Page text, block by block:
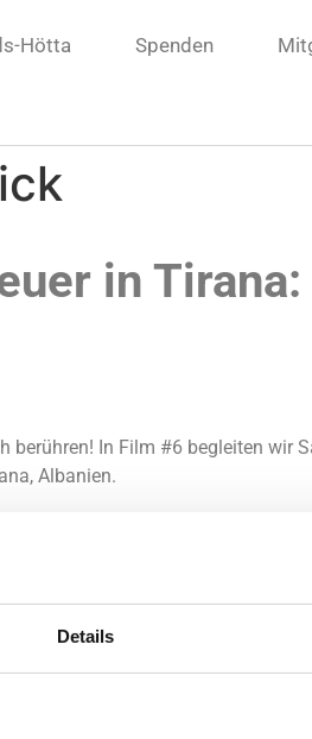
Details
Hötta Spenden
in Tirana:
In Film #6 begleiten wir
Albanien.
etwas für Tiere in Not zu bewirken.